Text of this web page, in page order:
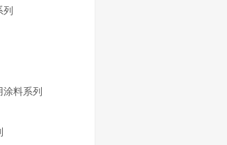
料系列